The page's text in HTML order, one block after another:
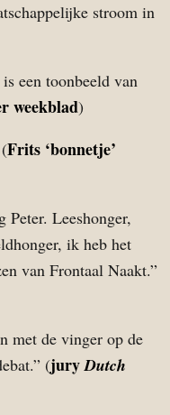
stroom in
is een toonbeeld van
weekblad)
Frits ‘bonnetje’
Peter. Leeshonger,
ik heb het
van Frontaal Naakt.”
met de vinger op de
(juryDutch